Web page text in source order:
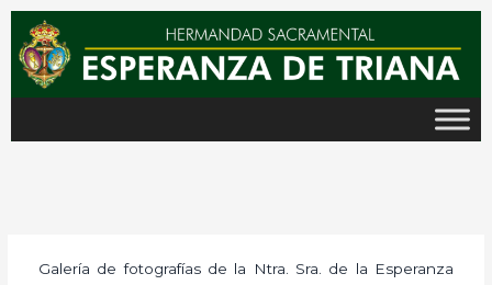
contenido
Galería de fotografías de la Ntra. Sra. de la Esperanza